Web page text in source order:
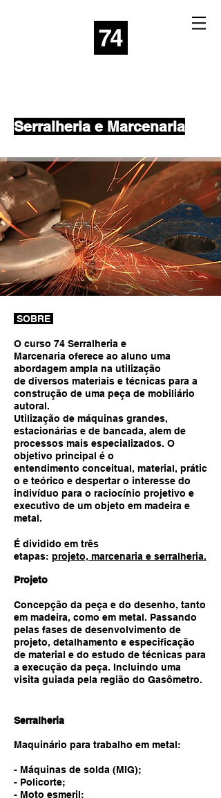
Serralheria e Marcenaria
SOBRE
O curso 74 Serralheria e
Marcenaria oferece ao aluno uma
abordagem ampla na utilização
de diversos materiais e técnicas para a
construção de uma peça de mobiliário
autoral.
Utilização de máquinas grandes,
estacionárias e de bancada, alem de
processos mais especializados. O
objetivo principal é o
entendimento conceitual, material, prátic
o e teórico e despertar o interesse do
indivíduo para o raciocínio projetivo e
executivo de um objeto em madeira e
metal.
É dividido em três
etapas: projeto, marcenaria e serralheria.
Projeto
Concepção da peça e do desenho, tanto
em madeira, como em metal. Passando
pelas fases de desenvolvimento de
projeto, detalhamento e especificação
de material e do estudo de técnicas para
a execução da peça. Incluindo uma
visita guiada pela região do Gasômetro.
Serralheria
Maquinário para trabalho em metal:
- Máquinas de solda (MIG);
- Policorte;
- Moto esmeril;